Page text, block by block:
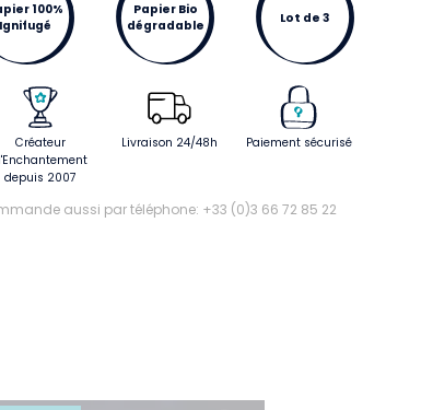
100%
Ignifugé
Papier Bio
dégradable
Lot de 3
Créateur
depuis 2007
Livraison 24/48h Paiement sécurisé
aussi par téléphone: +33 (0)3 66 72 85 22